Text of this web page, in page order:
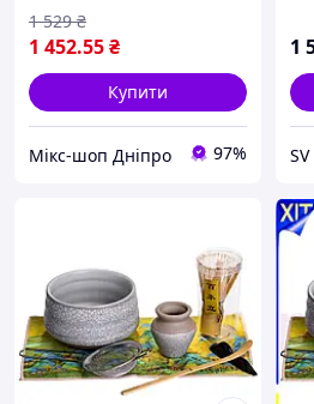
1 452.55₴
1 529 ₴
Купити
Мікс-шоп Дніпро 97%
1